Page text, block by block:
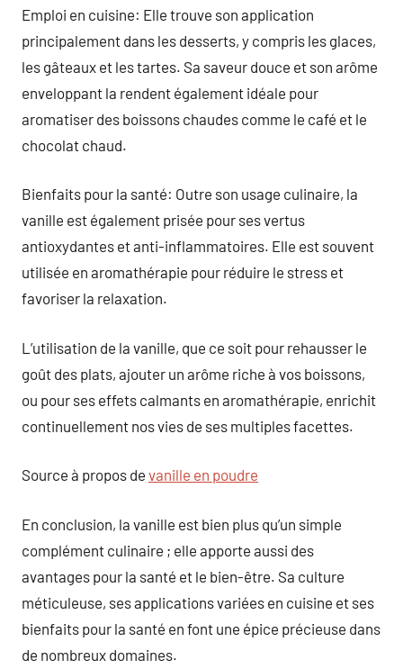
Emploi en cuisine: Elle trouve son application
principalement dans les desserts, y compris les glaces,
les gâteaux et les tartes. Sa saveur douce et son arôme
enveloppant la rendent également idéale pour
aromatiser des boissons chaudes comme le café et le
chocolat chaud.
Bienfaits pour la santé: Outre son usage culinaire, la
vanille est également prisée pour ses vertus
antioxydantes et anti-inflammatoires. Elle est souvent
utilisée en aromathérapie pour réduire le stress et
favoriser la relaxation.
L’utilisation de la vanille, que ce soit pour rehausser le
goût des plats, ajouter un arôme riche à vos boissons,
ou pour ses effets calmants en aromathérapie, enrichit
continuellement nos vies de ses multiples facettes.
Source à propos de vanille en poudre
En conclusion, la vanille est bien plus qu’un simple
complément culinaire ; elle apporte aussi des
avantages pour la santé et le bien-être. Sa culture
méticuleuse, ses applications variées en cuisine et ses
bienfaits pour la santé en font une épice précieuse dans
de nombreux domaines.